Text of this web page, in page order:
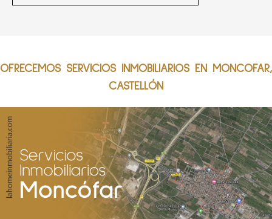
OFRECEMOS SERVICIOS INMOBILIARIOS EN MONCOFAR,
CASTELLÓN